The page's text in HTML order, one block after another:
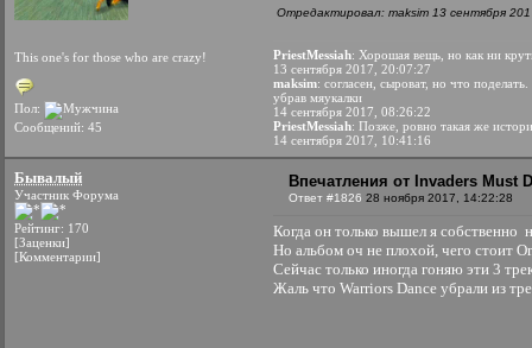
This one's for those who are crazy!
Пол:
Сообщений: 45
Отредактировал: maksim 13 сентября
PriestMessiah: Хорошая вещь, но как ни
13 сентября 2017, 20:07:27
maksim: согласен, сыроват, но что
убрав мяукалки
14 сентября 2017, 08:26:22
PriestMessiah: Позже, ровно такая же
14 сентября 2017, 10:41:16
Бывалый
Участник Форума
Рейтинг: 170
[Заценки]
[Комментарии]
Впечатления от Invaders Must
Ответ #1826 28 ноября 2017, 14:22:28
Когда он только вышел я собственно
Но альбом оч не плохой, чего стоит
Сейчас только иногда гоняю эти 3
Жаль что Warriors Dance убрали из